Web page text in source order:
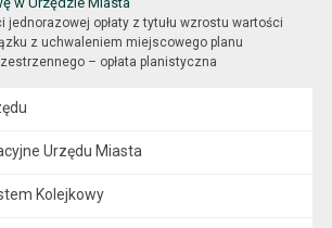
jednorazowej opłaty z tytułu wzrostu wartości
z uchwaleniem miejscowego planu
– opłata planistyczna
Urzędu Miasta
Kolejkowy